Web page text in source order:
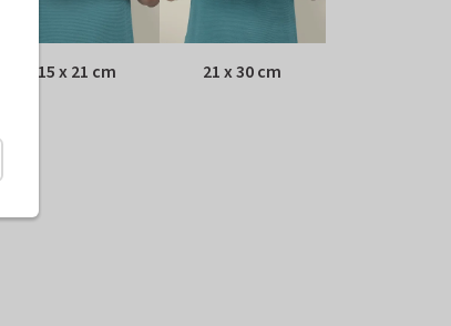
15 x 21 cm 21 x 30 cm